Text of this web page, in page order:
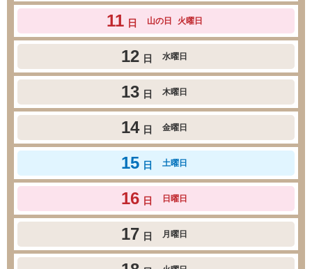
11 日 山の日 火曜日
12 日 水曜日
13 日 木曜日
14 日 金曜日
15 日 土曜日
16 日 日曜日
17 日 月曜日